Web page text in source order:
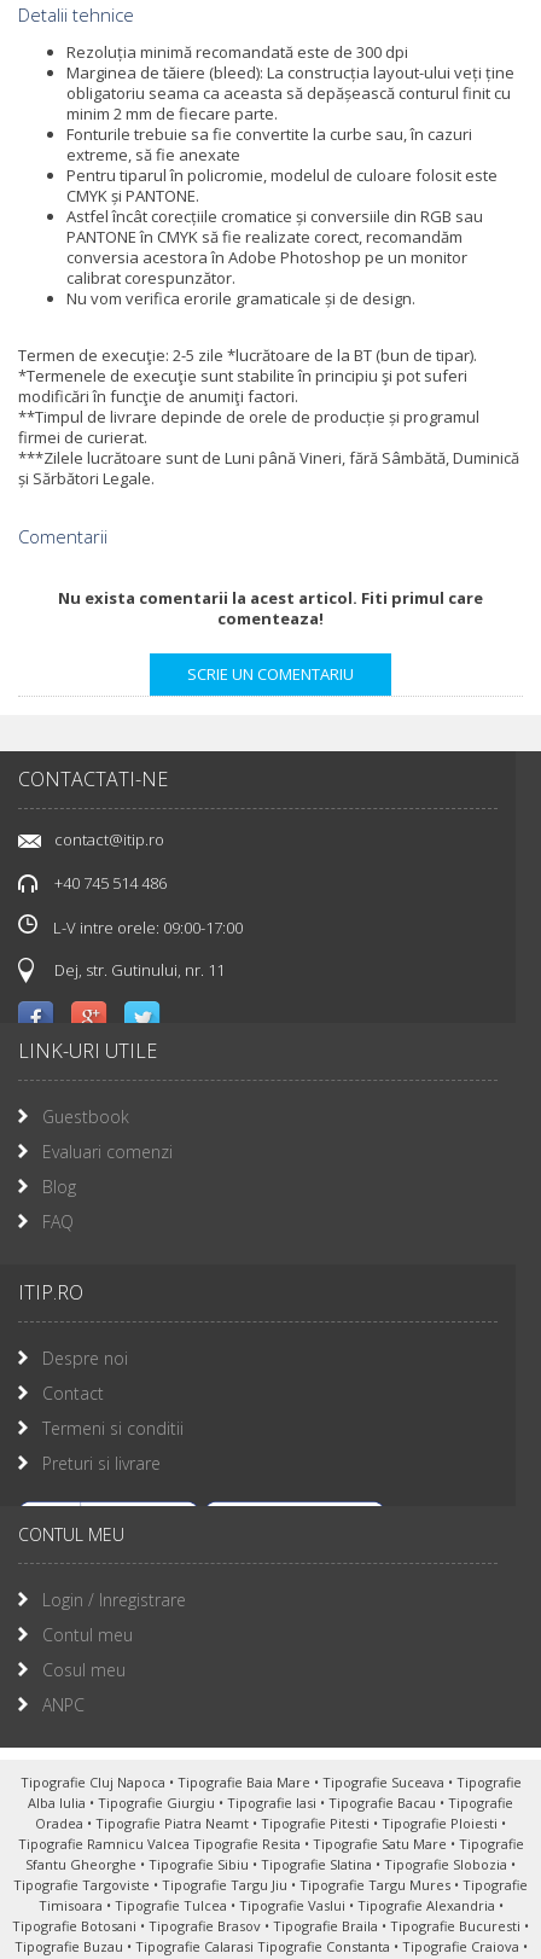
Detalii tehnice
Rezoluția minimă recomandată este de 300 dpi
Marginea de tăiere (bleed): La construcția layout-ului veți ține
obligatoriu seama ca aceasta să depășească conturul finit cu
minim 2 mm de fiecare parte.
Fonturile trebuie sa fie convertite la curbe sau, în cazuri
extreme, să fie anexate
Pentru tiparul în policromie, modelul de culoare folosit este
CMYK și PANTONE.
Astfel încât corecțiile cromatice și conversiile din RGB sau
PANTONE în CMYK să fie realizate corect, recomandăm
conversia acestora în Adobe Photoshop pe un monitor
calibrat corespunzător.
Nu vom verifica erorile gramaticale și de design.
Termen de execuţie: 2-5 zile *lucrătoare de la BT (bun de tipar).
*Termenele de execuţie sunt stabilite în principiu şi pot suferi
modificări în funcţie de anumiţi factori.
**Timpul de livrare depinde de orele de producție și programul
firmei de curierat.
***Zilele lucrătoare sunt de Luni până Vineri, fără Sâmbătă, Duminică
și Sărbători Legale.
Comentarii
Nu exista comentarii la acest articol. Fiti primul care
comenteaza!
CONTACTATI-NE
contact@itip.ro
+40 745 514 486
L-V intre orele: 09:00-17:00
Dej, str. Gutinului, nr. 11
LINK-URI UTILE
Guestbook
Evaluari comenzi
Blog
FAQ
ITIP.RO
Despre noi
Contact
Termeni si conditii
Preturi si livrare
CONTUL MEU
Login / Inregistrare
Contul meu
Cosul meu
ANPC
Tipografie Cluj Napoca • Tipografie Baia Mare • Tipografie Suceava • Tipografie
Alba Iulia • Tipografie Giurgiu • Tipografie Iasi • Tipografie Bacau • Tipografie
Oradea • Tipografie Piatra Neamt • Tipografie Pitesti • Tipografie Ploiesti •
Tipografie Ramnicu Valcea Tipografie Resita • Tipografie Satu Mare • Tipografie
Sfantu Gheorghe • Tipografie Sibiu • Tipografie Slatina • Tipografie Slobozia •
Tipografie Targoviste • Tipografie Targu Jiu • Tipografie Targu Mures • Tipografie
Timisoara • Tipografie Tulcea • Tipografie Vaslui • Tipografie Alexandria •
Tipografie Botosani • Tipografie Brasov • Tipografie Braila • Tipografie Bucuresti •
Tipografie Buzau • Tipografie Calarasi Tipografie Constanta • Tipografie Craiova •